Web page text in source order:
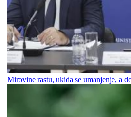
Mirovine rastu, ukida se umanjenje, a